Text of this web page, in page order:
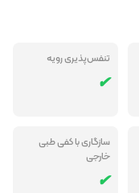
تنفس‌پذیری رویه
سازگاری با کفی طبی
خارجی